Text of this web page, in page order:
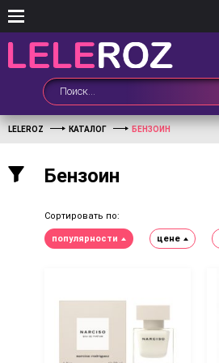
LELEROZ КАТАЛОГ БЕНЗОИН
Бензоин
Сортировать по:
популярности цене